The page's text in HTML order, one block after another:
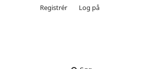
Registrér Log på